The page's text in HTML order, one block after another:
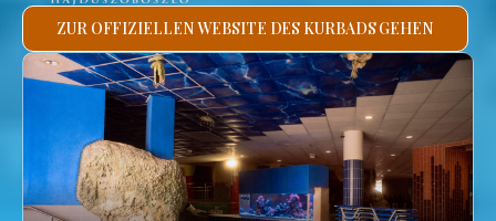
ZUR OFFIZIELLEN WEBSITE DES KURBADS GEHEN